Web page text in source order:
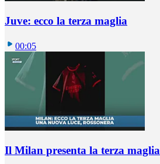
Juve: ecco la terza maglia
00:05
Il Milan presenta la terza maglia